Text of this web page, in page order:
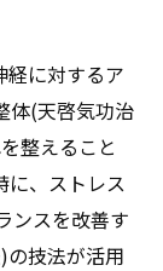
に対するア
体(天啓気功治
整えること
に、ストレス
ンスを改善す
の技法が活用